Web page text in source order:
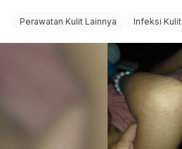
sesuai.
Perawatan Kulit Lainnya Infeksi Kulit